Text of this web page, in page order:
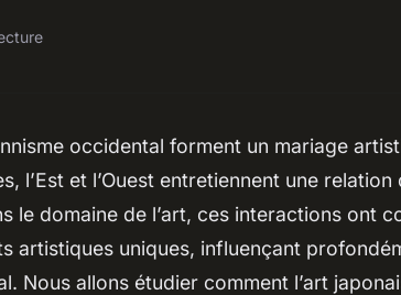
occidental forment un mariage
l’Est et l’Ouest entretiennent une relation
le domaine de l’art, ces interactions ont
artistiques uniques, influençant
Nous allons étudier comment l’art